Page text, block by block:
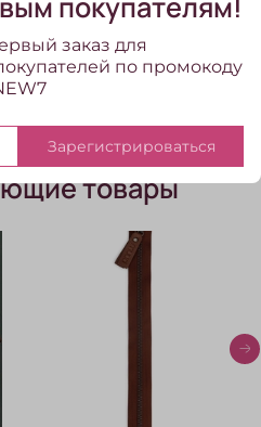
товары
заказ для
по промокоду
Зарегистрироваться